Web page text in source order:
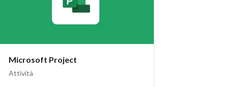
Microsoft Project
Attività